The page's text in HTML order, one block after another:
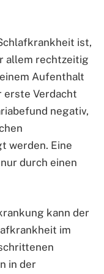
ist,
allem rechtzeitig
Aufenthalt
erste Verdacht
negativ,
werden. Eine
durch einen
kann der
im
in der